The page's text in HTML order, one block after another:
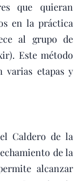
que quieran
en la práctica
al grupo de
Este método
varias etapas y
Caldero de la
de la
alcanzar